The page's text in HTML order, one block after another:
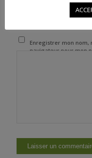
Enregistrer mon nom,
navigateur pour mon